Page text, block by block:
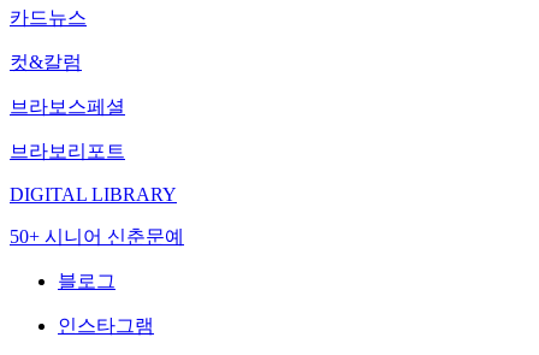
카드뉴스
컷&칼럼
브라보스페셜
브라보리포트
DIGITAL LIBRARY
50+ 시니어 신춘문예
블로그
인스타그램